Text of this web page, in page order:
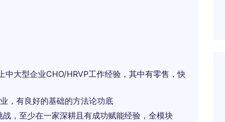
大型企业CHO/HRVP工作经验，其中有零售，快
，有良好的基础的方法论功底
，至少在一家深耕且有成功赋能经验，全模块